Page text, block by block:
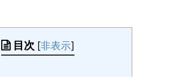
目次 [非表示]